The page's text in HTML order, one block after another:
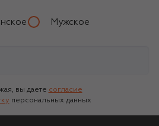
Мужское
вы даете согласие
персональных данных